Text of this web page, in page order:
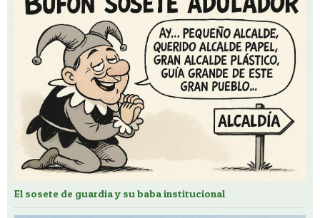
El sosete de guardia y su baba institucional